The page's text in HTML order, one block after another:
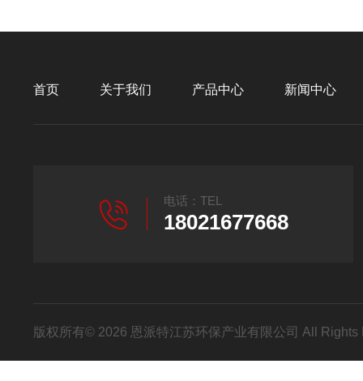
首页 关于我们 产品中心 新闻中心
电话：TEL
18021677668
版权所有© 2026 恩派特江苏环保产业有限公司 All